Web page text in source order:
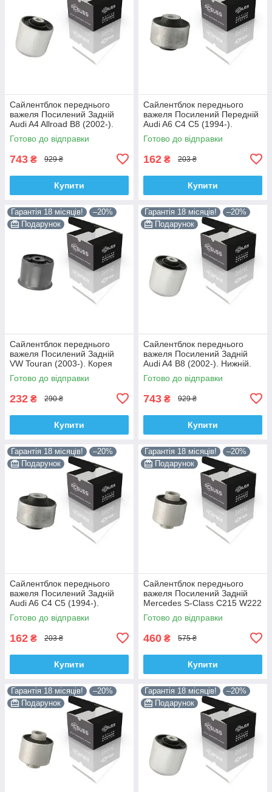
Сайлентблок переднього
важеля Посилений Задній
Audi A4 Allroad B8 (2002-).
Нижній. Корея ACSUSS!
4H0407183 , TD1247W ,
Готово до відправки
743 ₴ 929 ₴
Купити
Сайлентблок переднього
важеля Посилений Передній
Audi A6 C4 C5 (1994-).
Верхній. Корея ACSUSS!
35379 , JBU138 , TD1062W
Готово до відправки
162 ₴ 203 ₴
Купити
Гарантія 18 місяців!
–20%
Подарунок
Сайлентблок переднього
важеля Посилений Задній
VW Touran (2003-). Корея
ACSUSS! 34559 , JBU602 ,
VKDS331037
Готово до відправки
232 ₴ 290 ₴
Купити
Гарантія 18 місяців!
–20%
Подарунок
Сайлентблок переднього
важеля Посилений Задній
Audi A4 B8 (2002-). Нижній.
Корея ACSUSS! 4H0407183 ,
TD1247W , VKDS331074
Готово до відправки
743 ₴ 929 ₴
Купити
Гарантія 18 місяців!
–20%
Подарунок
Сайлентблок переднього
важеля Посилений Задній
Audi A6 C4 C5 (1994-).
Верхній. Корея ACSUSS!
35379 , JBU138 , TD1062W
Готово до відправки
162 ₴ 203 ₴
Купити
Гарантія 18 місяців!
–20%
Подарунок
Сайлентблок переднього
важеля Посилений Задній
Mercedes S-Class C215 W222
W220 V220 (1998-). Корея
ACSUSS! 28744 , TD4208W ,
Готово до відправки
460 ₴ 575 ₴
Купити
Гарантія 18 місяців!
–20%
Подарунок
Гарантія 18 місяців!
–20%
Подарунок